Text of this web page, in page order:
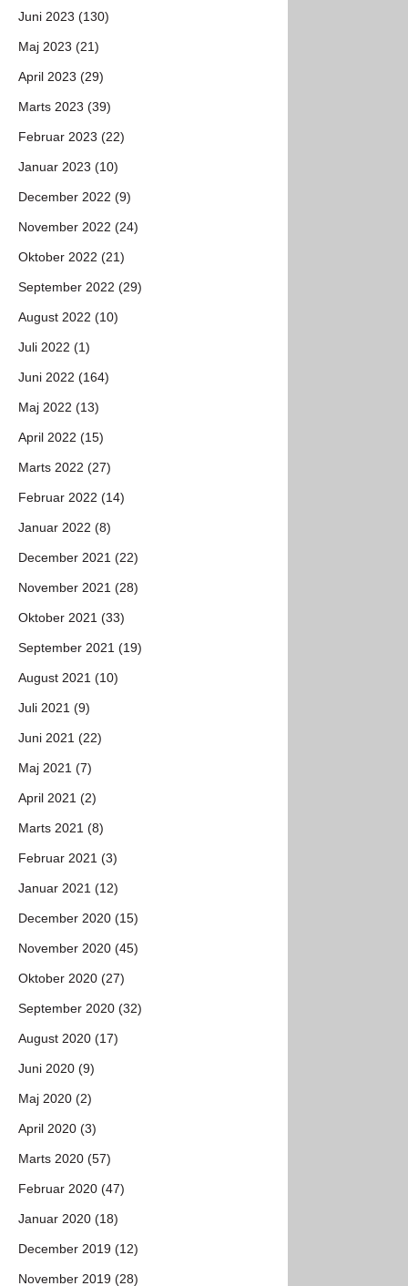
Juni 2023 (130)
Maj 2023 (21)
April 2023 (29)
Marts 2023 (39)
Februar 2023 (22)
Januar 2023 (10)
December 2022 (9)
November 2022 (24)
Oktober 2022 (21)
September 2022 (29)
August 2022 (10)
Juli 2022 (1)
Juni 2022 (164)
Maj 2022 (13)
April 2022 (15)
Marts 2022 (27)
Februar 2022 (14)
Januar 2022 (8)
December 2021 (22)
November 2021 (28)
Oktober 2021 (33)
September 2021 (19)
August 2021 (10)
Juli 2021 (9)
Juni 2021 (22)
Maj 2021 (7)
April 2021 (2)
Marts 2021 (8)
Februar 2021 (3)
Januar 2021 (12)
December 2020 (15)
November 2020 (45)
Oktober 2020 (27)
September 2020 (32)
August 2020 (17)
Juni 2020 (9)
Maj 2020 (2)
April 2020 (3)
Marts 2020 (57)
Februar 2020 (47)
Januar 2020 (18)
December 2019 (12)
November 2019 (28)